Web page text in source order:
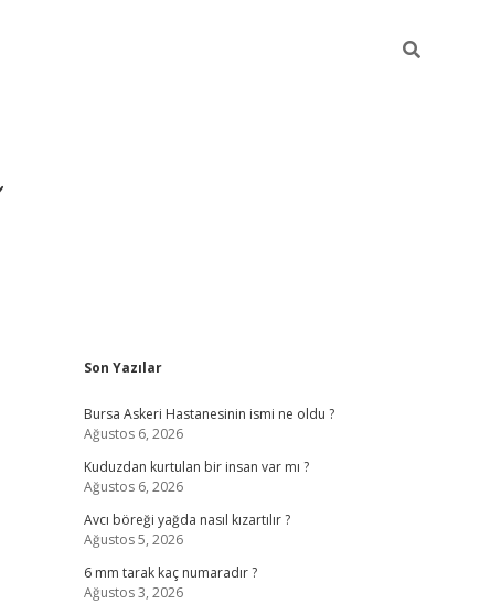
Sidebar
Son Yazılar
Bursa Askeri Hastanesinin ismi ne oldu ?
Ağustos 6, 2026
Kuduzdan kurtulan bir insan var mı ?
Ağustos 6, 2026
Avcı böreği yağda nasıl kızartılır ?
Ağustos 5, 2026
6 mm tarak kaç numaradır ?
Ağustos 3, 2026